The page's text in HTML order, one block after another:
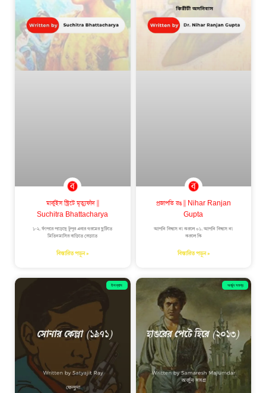
মার্কুইস স্ট্রিটে মৃত্যুফাঁদ ||
Suchitra Bhattacharya
১-২. ফাঁপরে পড়েছে টুপুর এবার গরমের ছুটিতে
মিতিনমাসির বাড়িতে বেড়াতে
বিস্তারিত পড়ুন »
প্রজাপতি রঙ || Nihar Ranjan
Gupta
আপনি বিশ্বাস না করলে ০১. আপনি বিশ্বাস না
করলে কি
বিস্তারিত পড়ুন »
উপন্যাস অর্জুন সমগ্র